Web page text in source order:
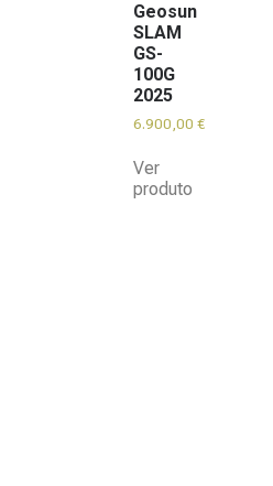
Geosun
SLAM
GS-
100G
2025
6.900,00 €
Ver
produto